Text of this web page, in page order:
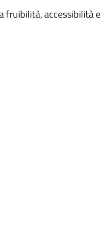
fruibilità, accessibilità e